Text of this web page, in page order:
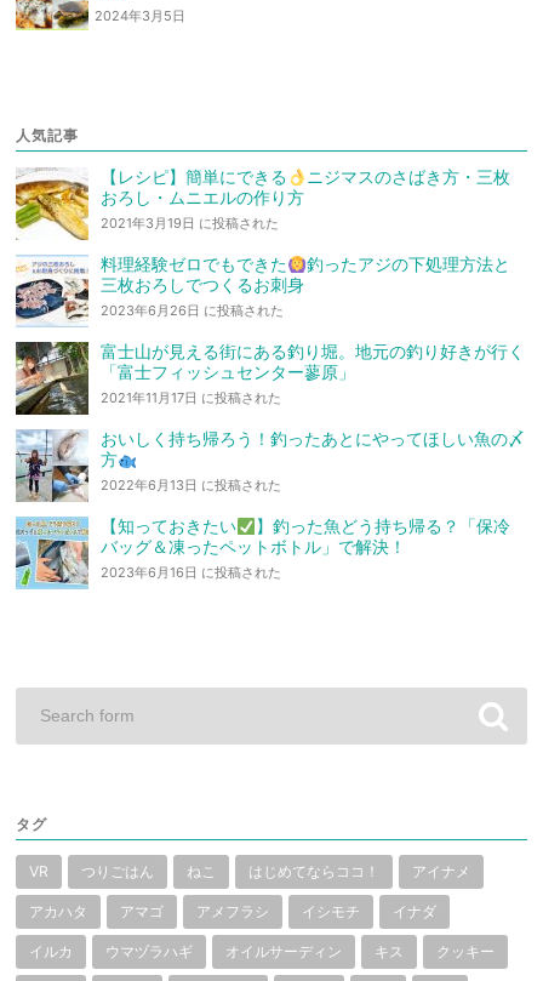
2024年3月5日
人気記事
【レシピ】簡単にできる
ニジマスのさばき方・三枚
おろし・ムニエルの作り方
2021年3月19日 に投稿された
料理経験ゼロでもできた
釣ったアジの下処理方法と
三枚おろしでつくるお刺身
2023年6月26日 に投稿された
富士山が見える街にある釣り堀。地元の釣り好きが行く
「富士フィッシュセンター蓼原」
2021年11月17日 に投稿された
おいしく持ち帰ろう！釣ったあとにやってほしい魚の〆
方
2022年6月13日 に投稿された
【知っておきたい
】釣った魚どう持ち帰る？「保冷
バッグ＆凍ったペットボトル」で解決！
2023年6月16日 に投稿された
タグ
VR つりごはん ねこ はじめてならココ！ アイナメ
アカハタ アマゴ アメフラシ イシモチ イナダ
イルカ ウマヅラハギ オイルサーディン キス クッキー